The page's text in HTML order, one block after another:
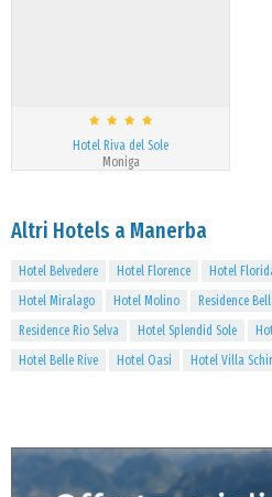
Hotel Riva del Sole
Moniga
Altri Hotels a Manerba
Hotel Belvedere Hotel Florence Hotel
Hotel Miralago
Hotel Molino Residence
Residence Rio Selva
Hotel Splendid Sole
Hotel Belle Rive
Hotel Oasi Hotel Villa